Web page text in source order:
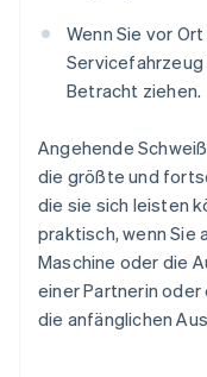
Wenn Sie vor
Servicefahrzeug
Betracht ziehen.
Angehende
die größte und
die sie sich leisten
praktisch, wenn Sie
Maschine oder die
einer Partnerin oder
die anfänglichen